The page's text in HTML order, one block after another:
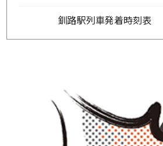
釧路駅列車発着時刻表